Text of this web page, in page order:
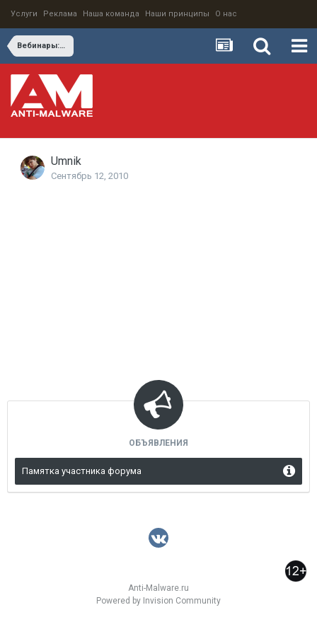
Услуги Реклама Наша команда Наши принципы О нас
Вебинары: web-безопасность от Blue Coat Systems и «Лаборатории Касперского»
Umnik
Сентябрь 12, 2010
ОБЪЯВЛЕНИЯ
Памятка участника форума
Anti-Malware.ru
Powered by Invision Community